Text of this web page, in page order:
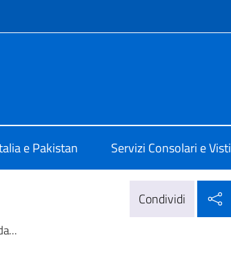
e Pakistan Servizi Consolari e Visti
Condividi